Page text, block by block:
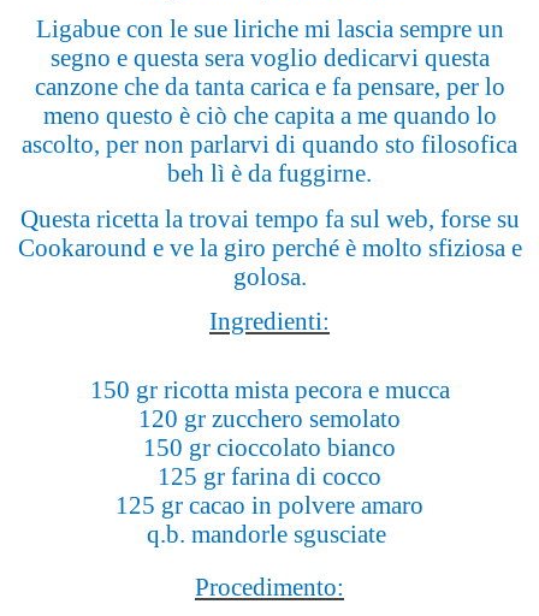
Ligabue con le sue liriche mi lascia sempre un
segno e questa sera voglio dedicarvi questa
canzone che da tanta carica e fa pensare, per lo
meno questo è ciò che capita a me quando lo
ascolto, per non parlarvi di quando sto filosofica
beh lì è da fuggirne.
Questa ricetta la trovai tempo fa sul web, forse su
Cookaround e ve la giro perché è molto sfiziosa e
golosa.
Ingredienti:
150 gr ricotta mista pecora e mucca
120 gr zucchero semolato
150 gr cioccolato bianco
125 gr farina di cocco
125 gr cacao in polvere amaro
q.b. mandorle sgusciate
Procedimento: